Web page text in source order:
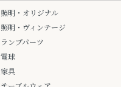
照明・オリジナル
照明・ヴィンテージ
ランプパーツ
電球
家具